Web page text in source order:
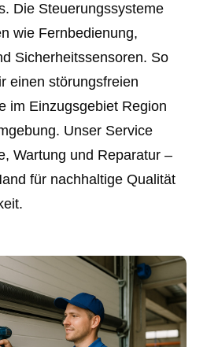
Die Steuerungssysteme
wie Fernbedienung,
Sicherheitssensoren. So
einen störungsfreien
im Einzugsgebiet Region
Unser Service
Wartung und Reparatur –
für nachhaltige Qualität